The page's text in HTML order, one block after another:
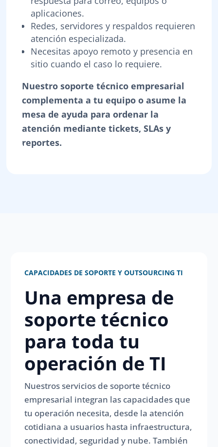
aplicaciones.
Redes, servidores y respaldos requieren
atención especializada.
Necesitas apoyo remoto y presencia en
sitio cuando el caso lo requiere.
Nuestro soporte técnico empresarial
complementa a tu equipo o asume la
mesa de ayuda para ordenar la
atención mediante tickets, SLAs y
reportes.
CAPACIDADES DE SOPORTE Y OUTSOURCING TI
Una empresa de
soporte técnico
para toda tu
operación de TI
Nuestros servicios de soporte técnico
empresarial integran las capacidades que
tu operación necesita, desde la atención
cotidiana a usuarios hasta infraestructura,
conectividad, seguridad y nube. También